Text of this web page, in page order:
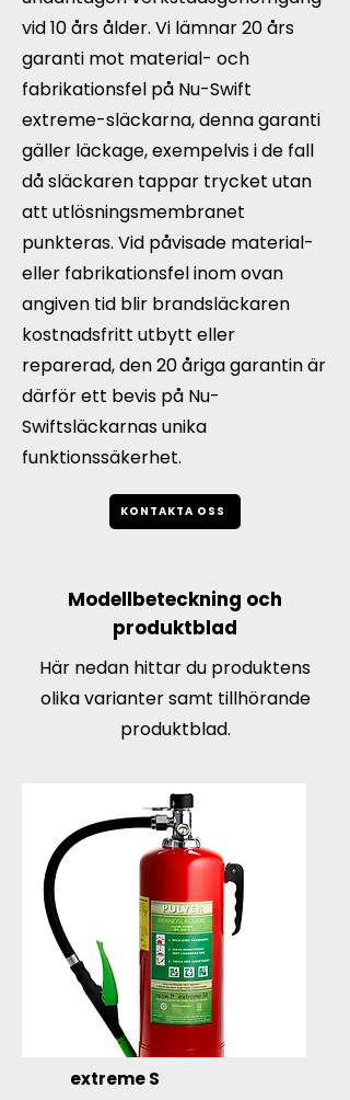
vid 10 års ålder. Vi lämnar 20 års
garanti mot material- och
fabrikationsfel på Nu-Swift
extreme-släckarna, denna garanti
gäller läckage, exempelvis i de fall
då släckaren tappar trycket utan
att utlösningsmembranet
punkteras. Vid påvisade material-
eller fabrikationsfel inom ovan
angiven tid blir brandsläckaren
kostnadsfritt utbytt eller
reparerad, den 20 åriga garantin är
därför ett bevis på Nu-
Swiftsläckarnas unika
funktionssäkerhet.
KONTAKTA OSS
Modellbeteckning och
produktblad
Här nedan hittar du produktens
olika varianter samt tillhörande
produktblad.
extreme S